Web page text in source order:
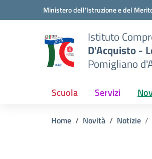
Vai ai contenuti
Vai al menu di navigazioneMinistero dell'Istruzione e del
Istituto
D'Acquisto -
Pomigliano
Scuola Servizi
Home Novità Notizie